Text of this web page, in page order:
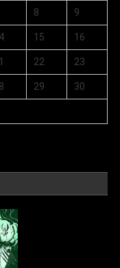
8 9
15 16
22 23
29 30